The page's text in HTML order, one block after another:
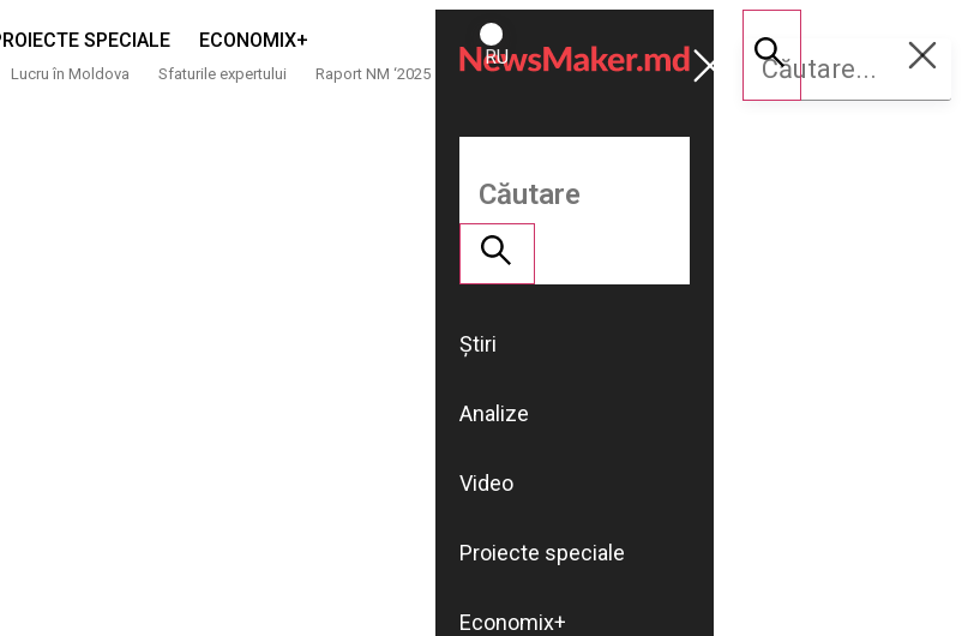
SPECIALE ECONOMIX+
Lucru în Moldova Sfaturile expertului Raport NM ‘2025
ROMÂNĂ
RU
Susține
NM
Știri
Analize
Video
Proiecte speciale
Economix+